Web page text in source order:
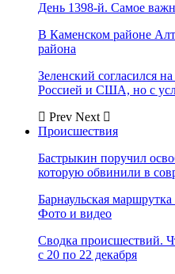
День 1398-й. Самое
В Каменском районе
района
Зеленский согласился
Россией и США, но с
Prev Next
Происшествия
Бастрыкин поручил
которую обвинили в
Барнаульская
Фото и видео
Сводка происшествий.
с 20 по 22 декабря